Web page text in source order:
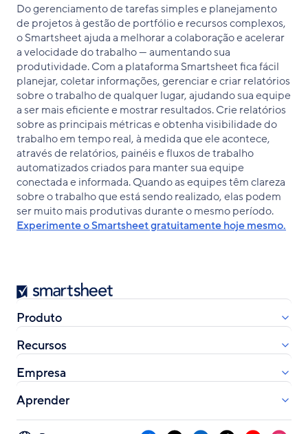
Do gerenciamento de tarefas simples e planejamento
de projetos à gestão de portfólio e recursos complexos,
o Smartsheet ajuda a melhorar a colaboração e acelerar
a velocidade do trabalho — aumentando sua
produtividade. Com a plataforma Smartsheet fica fácil
planejar, coletar informações, gerenciar e criar relatórios
sobre o trabalho de qualquer lugar, ajudando sua equipe
a ser mais eficiente e mostrar resultados. Crie relatórios
sobre as principais métricas e obtenha visibilidade do
trabalho em tempo real, à medida que ele acontece,
através de relatórios, painéis e fluxos de trabalho
automatizados criados para manter sua equipe
conectada e informada. Quando as equipes têm clareza
sobre o trabalho que está sendo realizado, elas podem
ser muito mais produtivas durante o mesmo período.
Experimente o Smartsheet gratuitamente hoje mesmo.
Smartsheet
Produto
Recursos
Empresa
Aprender